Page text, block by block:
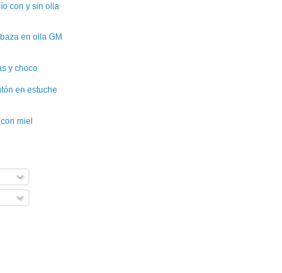
con y sin olla
en olla GM
y choco
en estuche
miel